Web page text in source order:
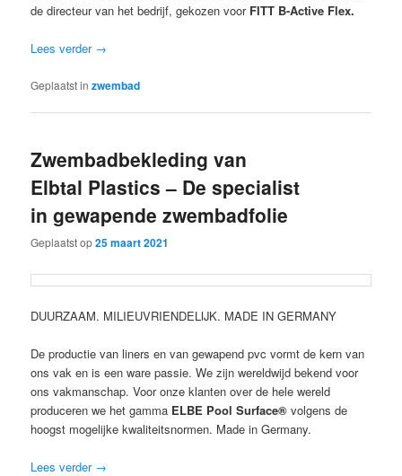
de directeur van het bedrijf, gekozen voor FITT B-Active Flex.
Lees verder →
Geplaatst in zwembad
Zwembadbekleding van
Elbtal Plastics – De specialist
in gewapende zwembadfolie
Geplaatst op25 maart 2021
DUURZAAM. MILIEUVRIENDELIJK. MADE IN GERMANY
De productie van liners en van gewapend pvc vormt de kern van
ons vak en is een ware passie. We zijn wereldwijd bekend voor
ons vakmanschap. Voor onze klanten over de hele wereld
produceren we het gamma ELBE Pool Surface®volgens de
hoogst mogelijke kwaliteitsnormen. Made in Germany.
Lees verder →